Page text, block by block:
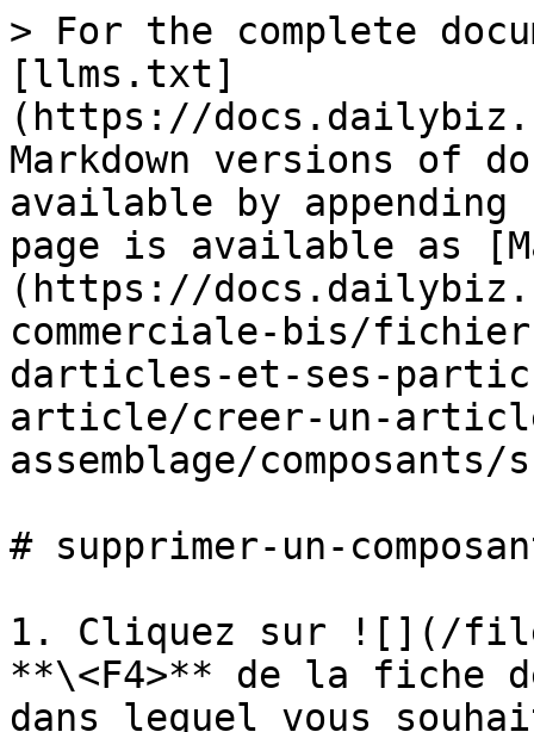
> For the complete
[llms.txt]
(https://
Markdown versions of
available by
page is available as
(https://
commerciale-bis/
darticles-et-ses-
article/creer-un-
assemblage/
# supprimer-un-
1. Cliquez sur ![](/files/
**\<F4>** de la fiche
dans lequel vous